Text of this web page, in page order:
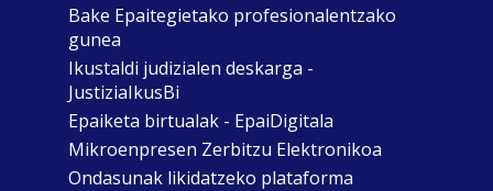
Bake Epaitegietako profesionalentzako
gunea
Ikustaldi judizialen deskarga -
JustiziaIkusBi
Epaiketa birtualak - EpaiDigitala
Mikroenpresen Zerbitzu Elektronikoa
Ondasunak likidatzeko plataforma